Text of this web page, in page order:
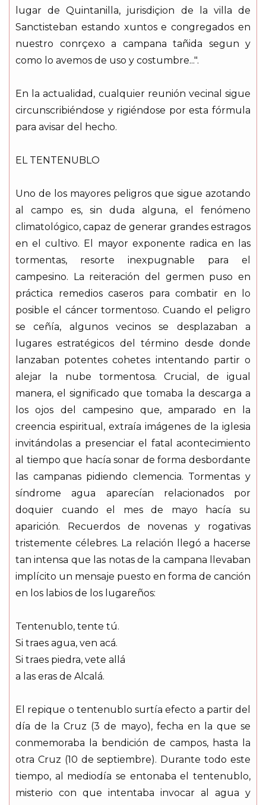
lugar de Quintanilla, jurisdiçion de la villa de
Sanctisteban estando xuntos e congregados en
nuestro conrçexo a campana tañida segun y
como lo avemos de uso y costumbre...".
En la actualidad, cualquier reunión vecinal sigue
circunscribiéndose y rigiéndose por esta fórmula
para avisar del hecho.
EL TENTENUBLO
Uno de los mayores peligros que sigue azotando
al campo es, sin duda alguna, el fenómeno
climatológico, capaz de generar grandes estragos
en el cultivo. El mayor exponente radica en las
tormentas, resorte inexpugnable para el
campesino. La reiteración del germen puso en
práctica remedios caseros para combatir en lo
posible el cáncer tormentoso. Cuando el peligro
se ceñía, algunos vecinos se desplazaban a
lugares estratégicos del término desde donde
lanzaban potentes cohetes intentando partir o
alejar la nube tormentosa. Crucial, de igual
manera, el significado que tomaba la descarga a
los ojos del campesino que, amparado en la
creencia espiritual, extraía imágenes de la iglesia
invitándolas a presenciar el fatal acontecimiento
al tiempo que hacía sonar de forma desbordante
las campanas pidiendo clemencia. Tormentas y
síndrome agua aparecían relacionados por
doquier cuando el mes de mayo hacía su
aparición. Recuerdos de novenas y rogativas
tristemente célebres. La relación llegó a hacerse
tan intensa que las notas de la campana llevaban
implícito un mensaje puesto en forma de canción
en los labios de los lugareños:
Tentenublo, tente tú.
Si traes agua, ven acá.
Si traes piedra, vete allá
a las eras de Alcalá.
El repique o tentenublo surtía efecto a partir del
día de la Cruz (3 de mayo), fecha en la que se
conmemoraba la bendición de campos, hasta la
otra Cruz (10 de septiembre). Durante todo este
tiempo, al mediodía se entonaba el tentenublo,
misterio con que intentaba invocar al agua y